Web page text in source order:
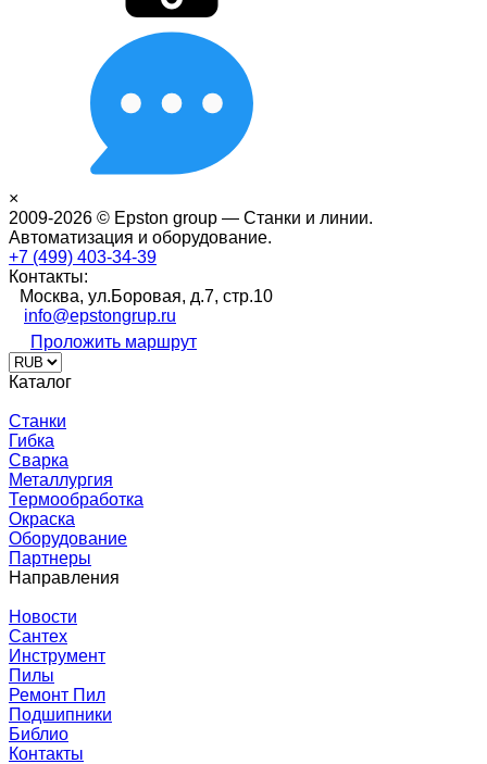
×
2009-2026 © Epston group — Станки и линии.
Автоматизация и оборудование.
+7 (499) 403-34-39
Контакты:
Москва, ул.Боровая, д.7, стр.10
info@epstongrup.ru
Проложить маршрут
Каталог
Станки
Гибка
Сварка
Металлургия
Термообработка
Окраска
Оборудование
Партнеры
Направления
Новости
Сантех
Инструмент
Пилы
Ремонт Пил
Подшипники
Библио
Контакты